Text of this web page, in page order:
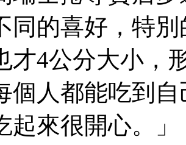
同的喜好，特
才4公分大小，
個人都能吃到
起來很開心。」